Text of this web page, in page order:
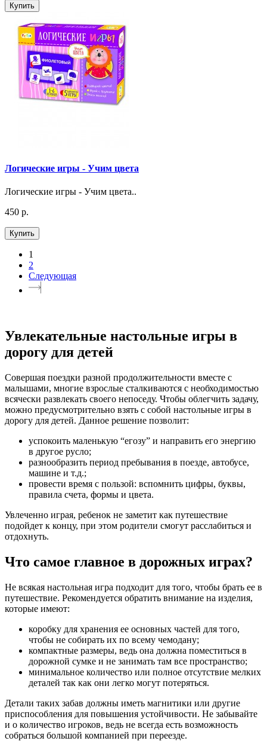
Купить
Логические игры - Учим цвета
Логические игры - Учим цвета..
450 р.
Купить
1
2
Следующая
Увлекательные настольные игры в
дорогу для детей
Совершая поездки разной продолжительности вместе с
малышами, многие взрослые сталкиваются с необходимостью
всячески развлекать своего непоседу. Чтобы облегчить задачу,
можно предусмотрительно взять с собой настольные игры в
дорогу для детей. Данное решение позволит:
успокоить маленькую “егозу” и направить его энергию
в другое русло;
разнообразить период пребывания в поезде, автобусе,
машине и т.д.;
провести время с пользой: вспомнить цифры, буквы,
правила счета, формы и цвета.
Увлеченно играя, ребенок не заметит как путешествие
подойдет к концу, при этом родители смогут расслабиться и
отдохнуть.
Что самое главное в дорожных играх?
Не всякая настольная игра подходит для того, чтобы брать ее в
путешествие. Рекомендуется обратить внимание на изделия,
которые имеют:
коробку для хранения ее основных частей для того,
чтобы не собирать их по всему чемодану;
компактные размеры, ведь она должна поместиться в
дорожной сумке и не занимать там все пространство;
минимальное количество или полное отсутствие мелких
деталей так как они легко могут потеряться.
Детали таких забав должны иметь магнитики или другие
приспособления для повышения устойчивости. Не забывайте
и о количество игроков, ведь не всегда есть возможность
собраться большой компанией при переезде.